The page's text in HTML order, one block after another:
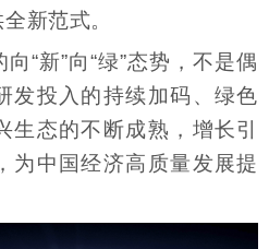
新范式。
“新”向“绿”态势，不是偶
发投入的持续加码、绿色
态的不断成熟，增长引
为中国经济高质量发展提